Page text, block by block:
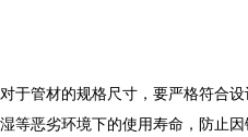
对于管材的规格尺寸，要严格符合
湿等恶劣环境下的使用寿命，防止